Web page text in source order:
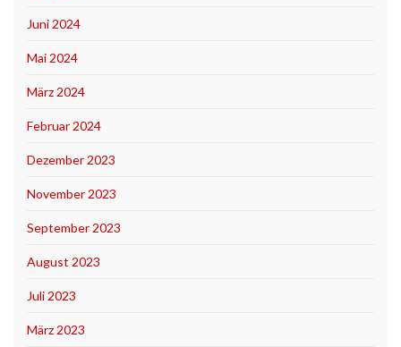
Juni 2024
Mai 2024
März 2024
Februar 2024
Dezember 2023
November 2023
September 2023
August 2023
Juli 2023
März 2023